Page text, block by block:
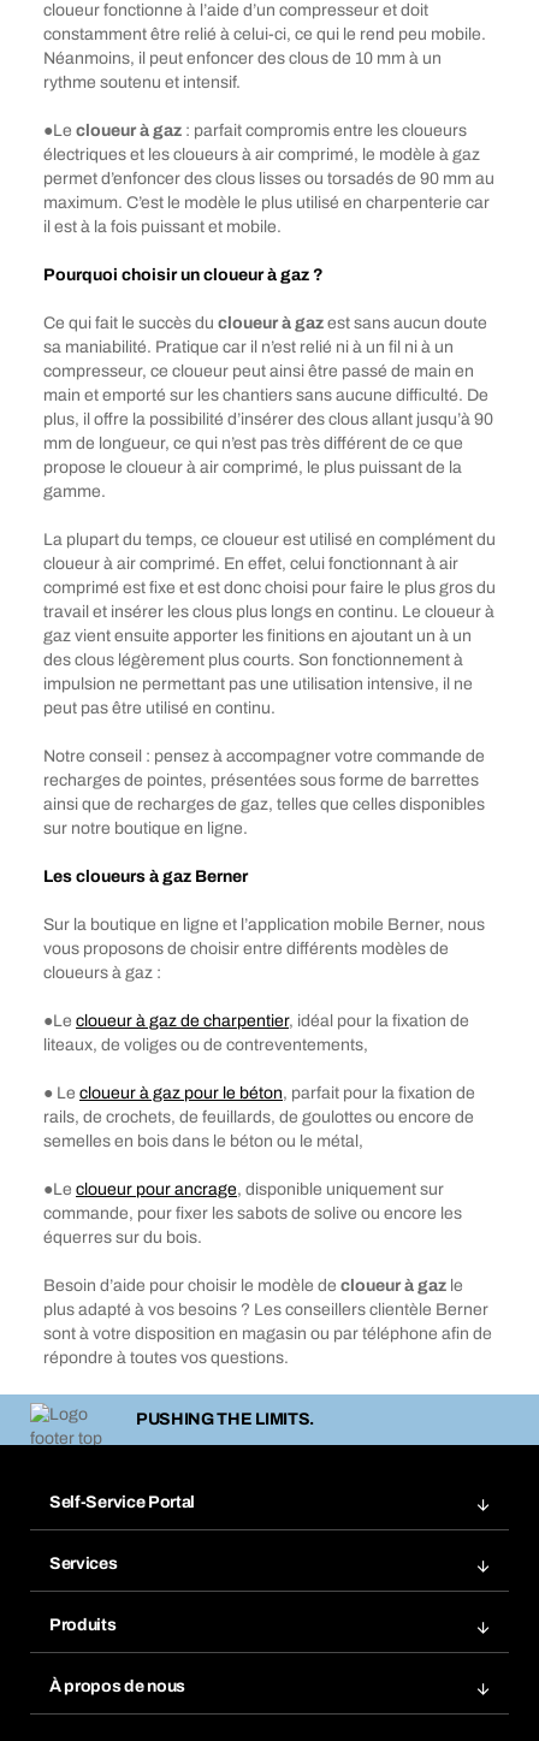
cloueur fonctionne à l’aide d’un compresseur et doit
constamment être relié à celui-ci, ce qui le rend peu mobile.
Néanmoins, il peut enfoncer des clous de 10 mm à un
rythme soutenu et intensif.
●Le cloueur à gaz : parfait compromis entre les cloueurs
électriques et les cloueurs à air comprimé, le modèle à gaz
permet d’enfoncer des clous lisses ou torsadés de 90 mm au
maximum. C’est le modèle le plus utilisé en charpenterie car
il est à la fois puissant et mobile.
Pourquoi choisir un cloueur à gaz ?
Ce qui fait le succès du cloueur à gaz est sans aucun doute
sa maniabilité. Pratique car il n’est relié ni à un fil ni à un
compresseur, ce cloueur peut ainsi être passé de main en
main et emporté sur les chantiers sans aucune difficulté. De
plus, il offre la possibilité d’insérer des clous allant jusqu’à 90
mm de longueur, ce qui n’est pas très différent de ce que
propose le cloueur à air comprimé, le plus puissant de la
gamme.
La plupart du temps, ce cloueur est utilisé en complément du
cloueur à air comprimé. En effet, celui fonctionnant à air
comprimé est fixe et est donc choisi pour faire le plus gros du
travail et insérer les clous plus longs en continu. Le cloueur à
gaz vient ensuite apporter les finitions en ajoutant un à un
des clous légèrement plus courts. Son fonctionnement à
impulsion ne permettant pas une utilisation intensive, il ne
peut pas être utilisé en continu.
Notre conseil : pensez à accompagner votre commande de
recharges de pointes, présentées sous forme de barrettes
ainsi que de recharges de gaz, telles que celles disponibles
sur notre boutique en ligne.
Les cloueurs à gaz Berner
Sur la boutique en ligne et l’application mobile Berner, nous
vous proposons de choisir entre différents modèles de
cloueurs à gaz :
●Le cloueur à gaz de charpentier, idéal pour la fixation de
liteaux, de voliges ou de contreventements,
● Le cloueur à gaz pour le béton, parfait pour la fixation de
rails, de crochets, de feuillards, de goulottes ou encore de
semelles en bois dans le béton ou le métal,
●Le cloueur pour ancrage, disponible uniquement sur
commande, pour fixer les sabots de solive ou encore les
équerres sur du bois.
Besoin d’aide pour choisir le modèle de cloueur à gaz le
plus adapté à vos besoins ? Les conseillers clientèle Berner
sont à votre disposition en magasin ou par téléphone afin de
répondre à toutes vos questions.
PUSHING THE LIMITS.
Self-Service Portal
Favoris
Commande automatique
Retour & Réclamation
Services
Gestion des risques chimiques
eProcurement
Produits
À propos de nous